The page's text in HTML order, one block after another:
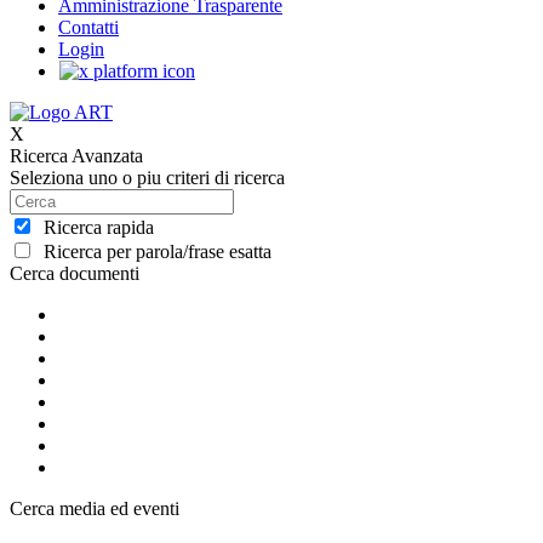
Amministrazione Trasparente
Contatti
Login
X
Ricerca Avanzata
Seleziona uno o piu criteri di ricerca
Ricerca rapida
Ricerca per parola/frase esatta
Cerca documenti
Cerca media ed eventi